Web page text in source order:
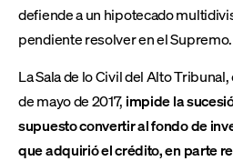
defiende a un hipotecado
pendiente resolver en el Supremo.
La Sala de lo Civil del Alto
de mayo de 2017, impide la
supuesto convertir al fondo de
que adquirió el crédito, en parte